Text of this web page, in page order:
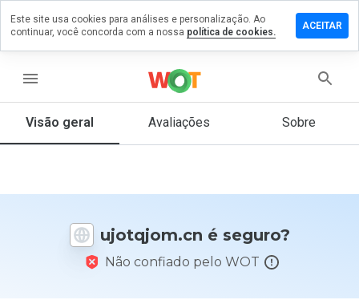
menu
Visão geral Avaliações Sobre
ujotqjom.cn é seguro?
Não confiado pelo WOT
um
que
Este site usa cookies para análises e personalização. Ao
continuar, você concorda com a nossa política de cookies.
ACEITAR